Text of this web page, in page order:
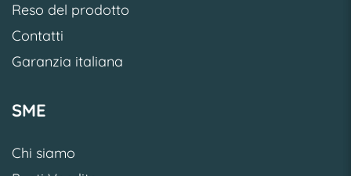
Reso del prodotto
Contatti
Garanzia italiana
SME
Chi siamo